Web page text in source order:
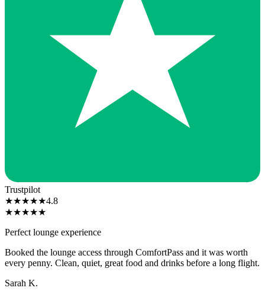
Trustpilot
★★★★★4.8
★★★★★
Perfect lounge experience
Booked the lounge access through ComfortPass and it was worth
every penny. Clean, quiet, great food and drinks before a long flight.
Sarah K.